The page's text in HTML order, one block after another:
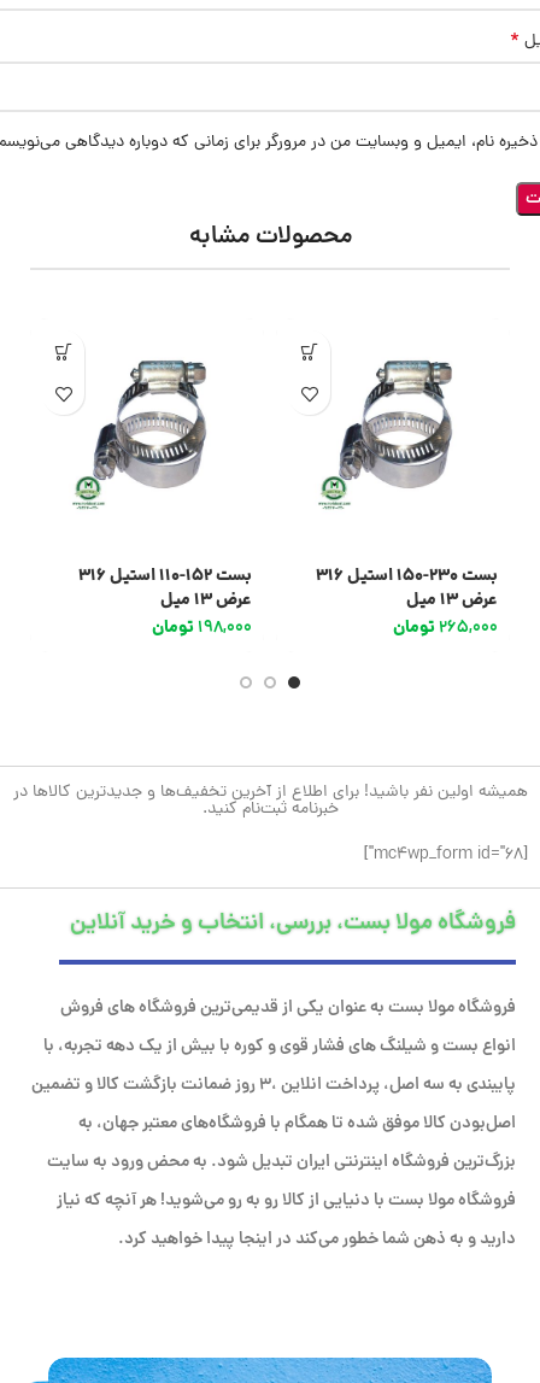
*
ذخیره نام، ایمیل و وبسایت من در مرورگر برای زمانی که دوباره دیدگاهی
محصولات مشابه
بست 230-150 استیل 316
عرض 13 میل
265,000تومان
بست 152-110 استیل 316
عرض 13 میل
198,000تومان
همیشه اولین نفر باشید! برای اطلاع از آخرین تخفیف‌ها و جدیدترین کالاها در
خبرنامه ثبت‌نام کنید.
[mc4wp_form id="68"]
فروشگاه مولا بست، بررسی، انتخاب و خرید آنلاین
فروشگاه مولا بست به عنوان یکی از قدیمی‌ترین فروشگاه های فروش
انواع بست و شیلنگ های فشار قوی و کوره با بیش از یک دهه تجربه، با
پایبندی به سه اصل، پرداخت انلاین ،۳ روز ضمانت بازگشت کالا و تضمین
اصل‌بودن کالا موفق شده تا همگام با فروشگاه‌های معتبر جهان، به
بزرگ‌ترین فروشگاه اینترنتی ایران تبدیل شود. به محض ورود به سایت
فروشگاه مولا بست با دنیایی از کالا رو به رو می‌شوید! هر آنچه که نیاز
دارید و به ذهن شما خطور می‌کند در اینجا پیدا خواهید کرد.